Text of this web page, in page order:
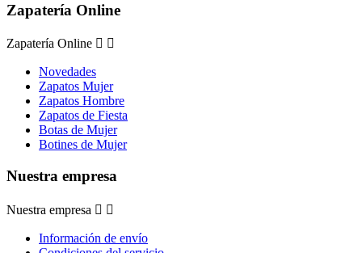
Zapatería Online
Zapatería Online  
Novedades
Zapatos Mujer
Zapatos Hombre
Zapatos de Fiesta
Botas de Mujer
Botines de Mujer
Nuestra empresa
Nuestra empresa  
Información de envío